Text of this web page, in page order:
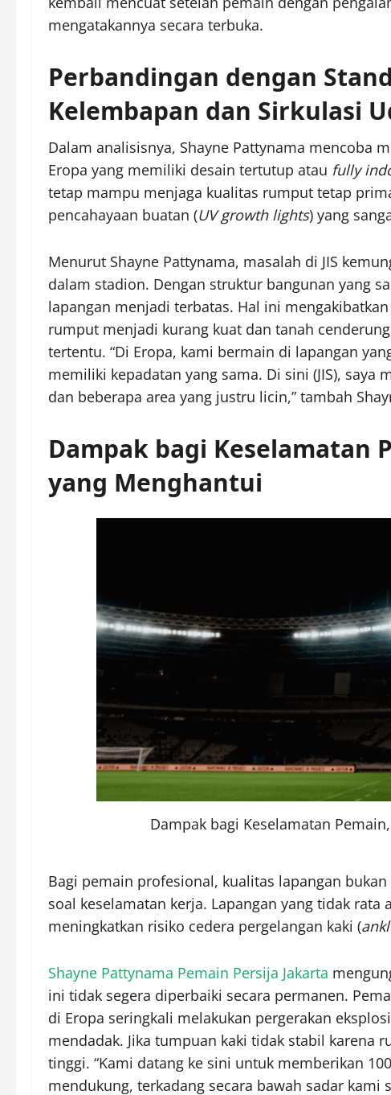
mengatakannya secara terbuka.
Perbandingan dengan
Kelembapan dan Sirkulasi
Dalam analisisnya, Shayne Pattynama mencoba
Eropa yang memiliki desain tertutup atau fully
tetap mampu menjaga kualitas rumput tetap
pencahayaan buatan (UV growth lights) yang
Menurut Shayne Pattynama, masalah di JIS
dalam stadion. Dengan struktur bangunan yang
lapangan menjadi terbatas. Hal ini
rumput menjadi kurang kuat dan tanah
tertentu. “Di Eropa, kami bermain di lapangan
memiliki kepadatan yang sama. Di sini (JIS), saya
dan beberapa area yang justru licin,” tambah
Dampak bagi Keselamatan
yang Menghantui
Dampak bagi Keselamatan
Bagi pemain profesional, kualitas lapangan
soal keselamatan kerja. Lapangan yang tidak
meningkatkan risiko cedera pergelangan kaki (
Shayne Pattynama Pemain Persija Jakarta
ini tidak segera diperbaiki secara permanen.
di Eropa seringkali melakukan pergerakan
mendadak. Jika tumpuan kaki tidak stabil karena
tinggi. “Kami datang ke sini untuk memberikan
mendukung, terkadang secara bawah sadar